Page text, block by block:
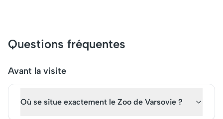
Aujourd'hui, il est une
attraction touristique
cadre paisible pour se
d'observation
Questions fréquentes
Avant la visite
Où se situe exactement le Zoo de Varsovie ?